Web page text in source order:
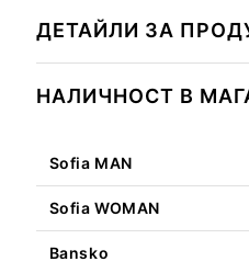
ДЕТАЙЛИ ЗА
НАЛИЧНОСТ В
Sofia MAN
Sofia WOMAN
Bansko